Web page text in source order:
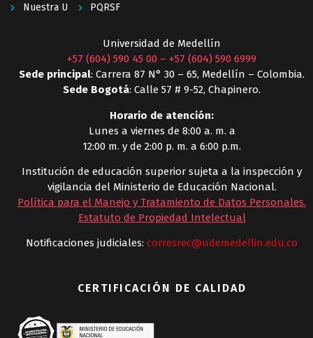
Nuestra U
PQRSF
Universidad de Medellín
+57 (604) 590 45 00 – +57 (604) 590 6999
Sede principal: Carrera 87 N° 30 – 65, Medellín – Colombia.
Sede Bogotá: Calle 57 # 9-52, Chapinero.
Horario de atención:
Lunes a viernes de 8:00 a. m. a
12:00 m. y de 2:00 p. m. a 6:00 p.m.
Institución de educación superior sujeta a la inspección y
vigilancia del Ministerio de Educación Nacional.
Política para el Manejo y Tratamiento de Datos Personales.
Estatuto de Propiedad Intelectual
Notificaciones judiciales: corresrec@udemedellin.edu.co
CERTIFICACIÓN DE CALIDAD